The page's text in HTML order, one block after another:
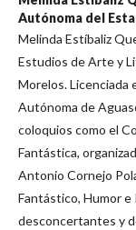
Autónoma del
Melinda Estíbaliz
Estudios de Arte y
Morelos. Licenciada
Autónoma de
coloquios como el
Fantástica,
Antonio Cornejo
Fantástico, Humor
desconcertantes y